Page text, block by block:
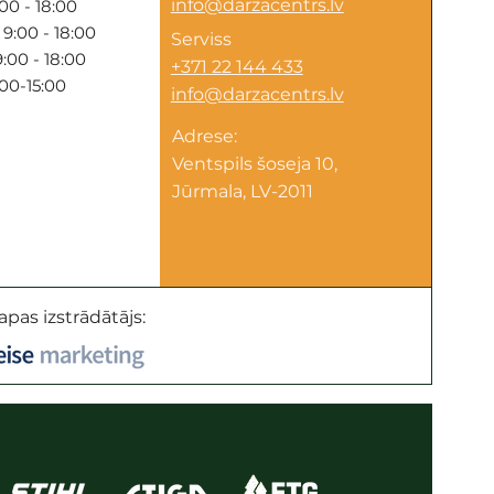
- 18:00
- 18:00
- 18:00
15:00
info@darzacentrs.lv
Serviss
+371 22 144 433
info@darzacentrs.lv
Adrese:
Ventspils šoseja 10,
Jūrmala, LV-2011
izstrādātājs: